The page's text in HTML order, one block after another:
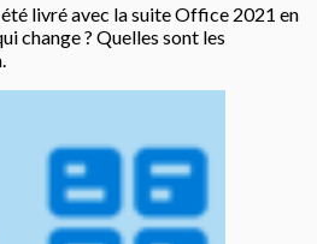
livré avec la suite Office 2021 en
change ? Quelles sont les